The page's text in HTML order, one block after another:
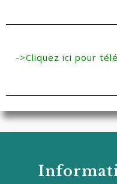
->Cliquez ici pour